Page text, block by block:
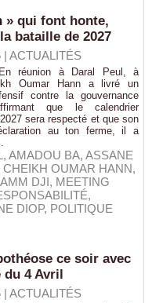
» qui font honte,
bataille de 2027
| ACTUALITÉS
réunion à Daral Peul, à
Oumar Hann a livré un
contre la gouvernance
que le calendrier
sera respecté et que son
au ton ferme, il a
, AMADOU BA, ASSANE
CHEIKH OUMAR HANN,
DJI, MEETING
,
DIOP, POLITIQUE
ce soir avec
du 4 Avril
| ACTUALITÉS